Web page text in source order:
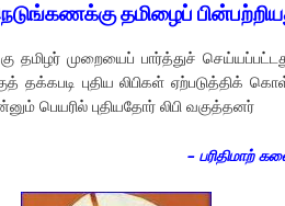
தமிழைப்
தமிழர் முறையைப் பார்த்துச்
தக்கபடி புதிய லிபிகள் ஏற்படுத்திக்
பெயரில் புதியதோர் லிபி வகுத்தனர்
– பரிதிமாற்